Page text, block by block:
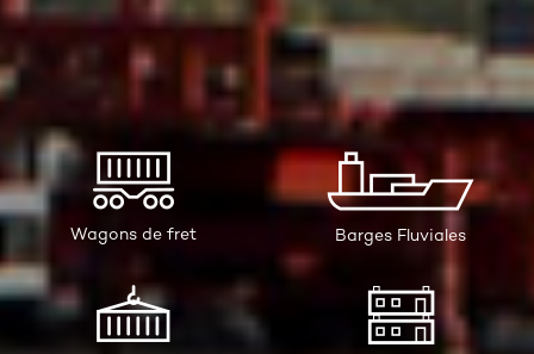
Wagons de fret Barges Fluviales